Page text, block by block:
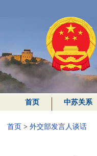
首页 中苏关系
首页 > 外交部发言人谈话